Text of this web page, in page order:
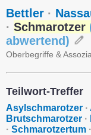
Bettler ·
· Schmarotzer
abwertend)
Oberbegriffe &
Teilwort-Treffer
Asylschmarotzer ·
Brutschmarotzer ·
· Schmarotzertum ·